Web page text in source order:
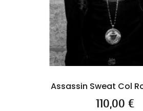
Assassin Sweat Col
Prix
110,00 €